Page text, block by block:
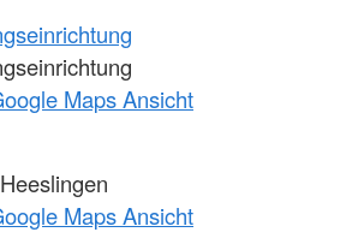
Maps Ansicht
Maps Ansicht